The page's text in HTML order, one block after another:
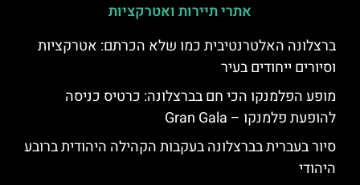
אתרי תיירות ואטרקציות
ברצלונה האלטרנטיבית כמו שלא הכרתם: אטרקציות
וסיורים ייחודים בעיר
מופע הפלמנקו הכי חם בברצלונה: כרטיס כניסה
להופעת פלמנקו – Gran Gala
סיור בעברית בברצלונה בעקבות הקהילה היהודית ברובע
היהודי